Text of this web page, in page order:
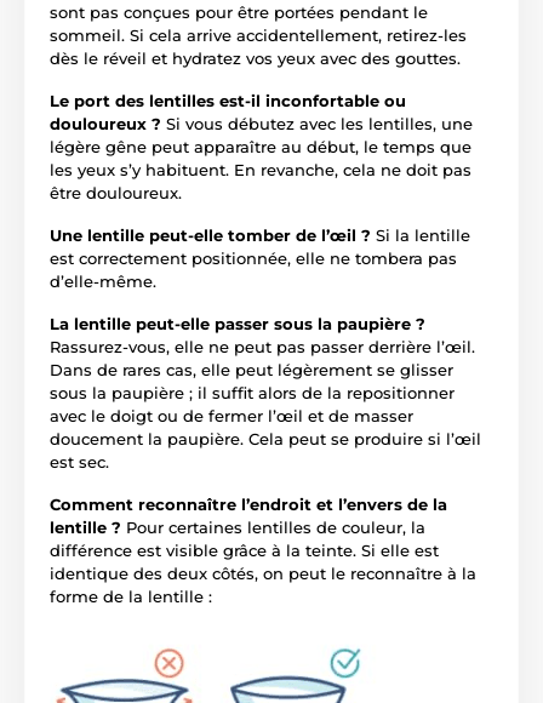
sont pas conçues pour être portées pendant le
sommeil. Si cela arrive accidentellement, retirez-les
dès le réveil et hydratez vos yeux avec des gouttes.
Le port des lentilles est-il inconfortable ou
douloureux ? Si vous débutez avec les lentilles, une
légère gêne peut apparaître au début, le temps que
les yeux s’y habituent. En revanche, cela ne doit pas
être douloureux.
Une lentille peut-elle tomber de l’œil ? Si la lentille
est correctement positionnée, elle ne tombera pas
d’elle-même.
La lentille peut-elle passer sous la paupière ?
Rassurez-vous, elle ne peut pas passer derrière l’œil.
Dans de rares cas, elle peut légèrement se glisser
sous la paupière ; il suffit alors de la repositionner
avec le doigt ou de fermer l’œil et de masser
doucement la paupière. Cela peut se produire si l’œil
est sec.
Comment reconnaître l’endroit et l’envers de la
lentille ? Pour certaines lentilles de couleur, la
différence est visible grâce à la teinte. Si elle est
identique des deux côtés, on peut le reconnaître à la
forme de la lentille :